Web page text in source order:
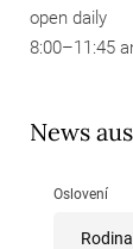
open daily
8:00–11:45
News
Oslovení
Rodina